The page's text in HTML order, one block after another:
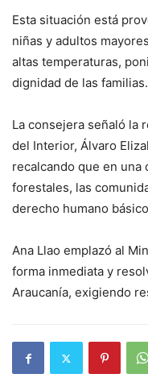
Esta situación está
niñas y adultos
altas temperaturas,
dignidad de las familias.
La consejera señaló la
del Interior, Álvaro
recalcando que en una
forestales, las
derecho humano
Ana Llao emplazó al
forma inmediata y
Araucanía, exigiendo